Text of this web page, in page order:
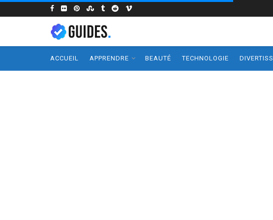
ACCUEIL APPRENDRE BEAUTÉ TECHNOLOGIE